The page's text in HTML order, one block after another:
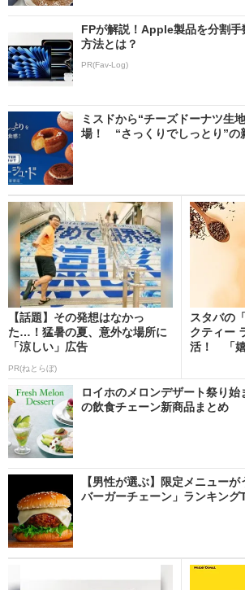
FPが解説！Apple製品を分割手
方法とは？
PR(Fav-Log)
ミスドから“チーズドーナツ生
場！ “さっくりでしっとり”の
【話題】その発想はなかっ
た…！猛暑の夏、意外な場所に
「涼しい」広告
PR(ねとらぼ)
スタバの
クティー
活！ 「
ロイホのメロンデザート祭り
の飲食チェーン新商品まとめ
【男性が選ぶ】限定メニュー
バーガーチェーン」ランキング